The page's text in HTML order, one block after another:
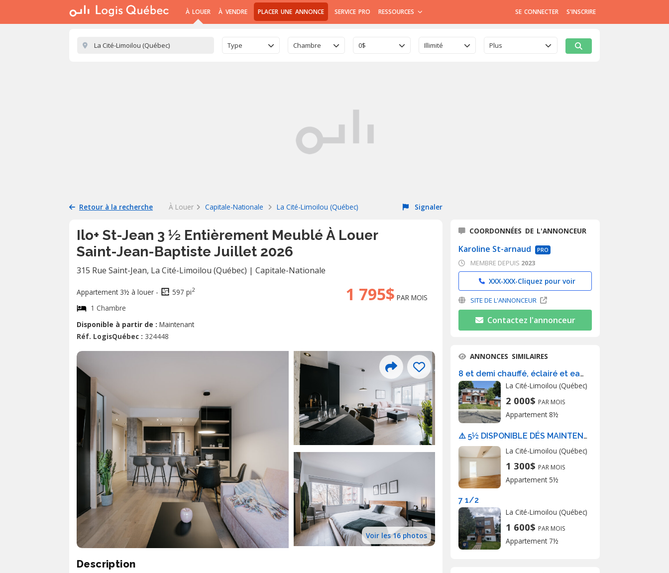
À LOUER À VENDRE PLACER UNE ANNONCE SERVICE PRO RESSOURCES SE CONNECTER S'INSCRIRE
Type Chambre 0$ Illimité Plus
Retour à la recherche À Louer Capitale-Nationale La Cité-Limoilou (Québec) Signaler
Ilo+ St-Jean 3 ½ Entièrement Meublé À Louer
Saint-Jean-Baptiste Juillet 2026
315 Rue Saint-Jean, La Cité-Limoilou (Québec) | Capitale-Nationale
1 795$ PAR MOIS
Appartement 3½ à louer - 597 pi2
1 Chambre
Disponible à partir de : Maintenant
Réf. LogisQuébec : 324448
Voir les 16 photos
Description
COORDONNÉES DE L'ANNONCEUR
Karoline St-arnaud PRO
MEMBRE DEPUIS 2023
XXX-XXX-Cliquez pour voir
SITE DE L'ANNONCEUR
Contactez l'annonceur
ANNONCES SIMILAIRES
8 et demi chauffé, éclairé et eau chaude
La Cité-Limoilou (Québec)
2 000$ PAR MOIS
Appartement 8½
⚠️ 5½ DISPONIBLE DÉS MAINTENANT⚠️
La Cité-Limoilou (Québec)
1 300$ PAR MOIS
Appartement 5½
7 1/2
La Cité-Limoilou (Québec)
1 600$ PAR MOIS
Appartement 7½